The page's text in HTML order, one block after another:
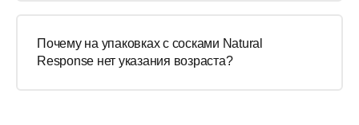
Почему на упаковках с сосками Natural
Response нет указания возраста?